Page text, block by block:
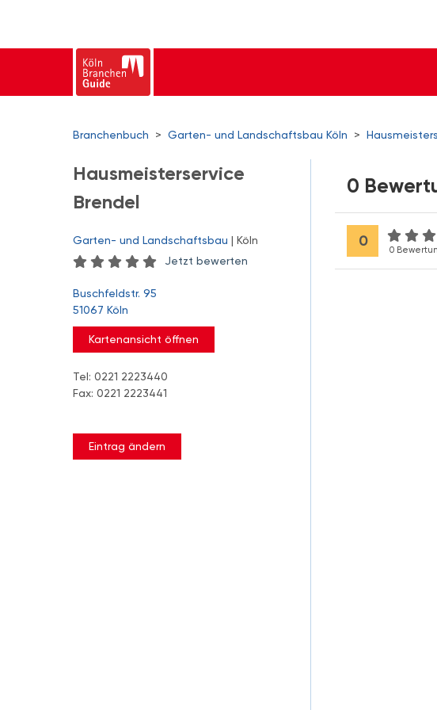
Branchenbuch > Garten- und Landschaftsbau Köln >
Hausmeisterservice
Brendel
Garten- und Landschaftsbau | Köln
Jetzt bewerten
Buschfeldstr. 95
51067 Köln
Kartenansicht öffnen
Tel: 0221 2223440
Fax: 0221 2223441
Eintrag ändern
0
0
0